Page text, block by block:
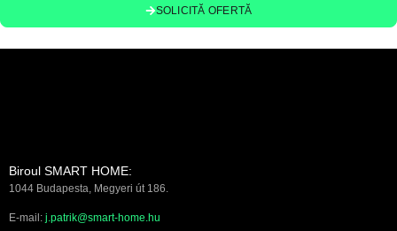
SOLICITĂ OFERTĂ
Biroul SMART HOME:
1044 Budapesta, Megyeri út 186.
E-mail: j.patrik@smart-home.hu